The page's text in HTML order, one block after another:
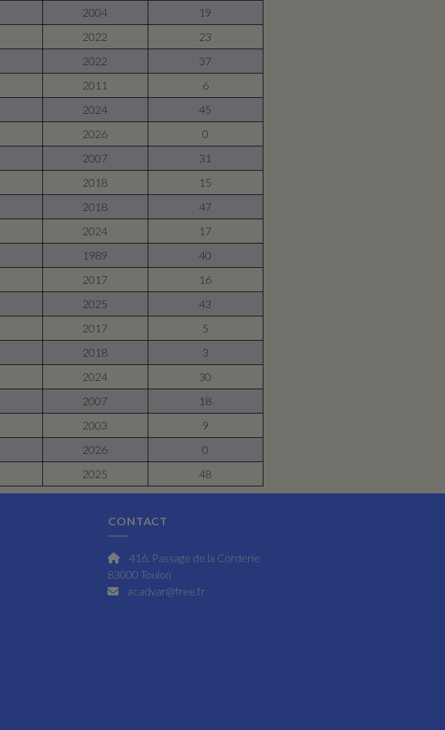
2004
19
2022
23
2022
37
2011
6
2024
45
2026
0
2007
31
2018
15
2018
47
2024
17
1989
40
2017
16
2025
43
2017
5
2018
3
2024
30
2007
18
2003
9
2026
0
2025 48
CONTACT
416, Passage de la Corderie
83000 Toulon
acadvar@free.fr